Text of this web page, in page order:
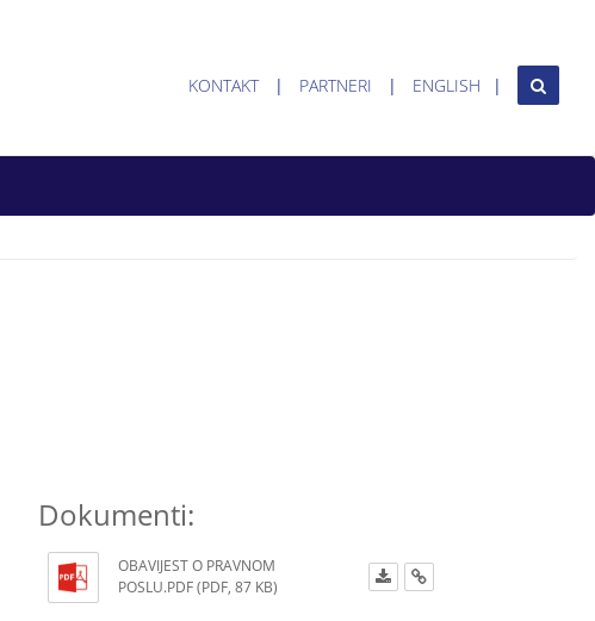
KONTAKT PARTNERI ENGLISH
Dokumenti:
OBAVIJEST O PRAVNOM
POSLU.PDF (PDF, 87 KB)